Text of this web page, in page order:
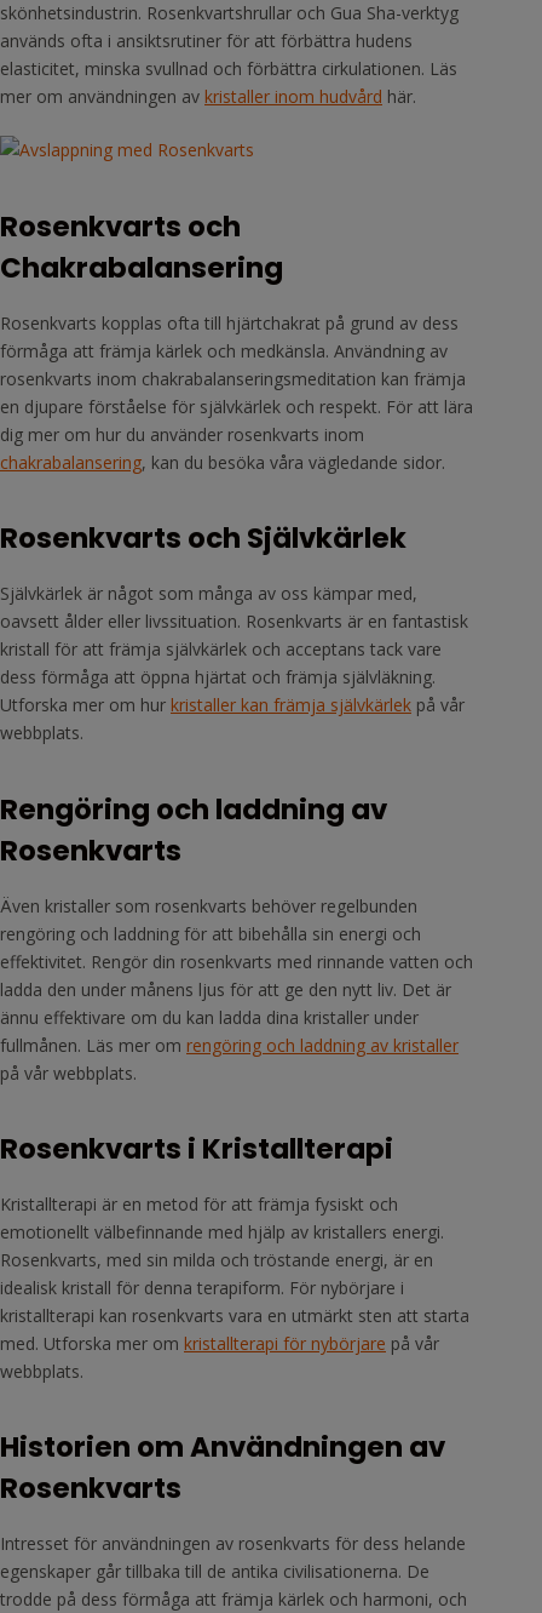
skönhetsindustrin. Rosenkvartshrullar och Gua Sha-verktyg
används ofta i ansiktsrutiner för att förbättra hudens
elasticitet, minska svullnad och förbättra cirkulationen. Läs
mer om användningen av kristaller inom hudvård här.
Rosenkvarts och
Chakrabalansering
Rosenkvarts kopplas ofta till hjärtchakrat på grund av dess
förmåga att främja kärlek och medkänsla. Användning av
rosenkvarts inom chakrabalanseringsmeditation kan främja
en djupare förståelse för självkärlek och respekt. För att lära
dig mer om hur du använder rosenkvarts inom
chakrabalansering, kan du besöka våra vägledande sidor.
Rosenkvarts och Självkärlek
Självkärlek är något som många av oss kämpar med,
oavsett ålder eller livssituation. Rosenkvarts är en fantastisk
kristall för att främja självkärlek och acceptans tack vare
dess förmåga att öppna hjärtat och främja självläkning.
Utforska mer om hur kristaller kan främja självkärlek på vår
webbplats.
Rengöring och laddning av
Rosenkvarts
Även kristaller som rosenkvarts behöver regelbunden
rengöring och laddning för att bibehålla sin energi och
effektivitet. Rengör din rosenkvarts med rinnande vatten och
ladda den under månens ljus för att ge den nytt liv. Det är
ännu effektivare om du kan ladda dina kristaller under
fullmånen. Läs mer om rengöring och laddning av kristaller
på vår webbplats.
Rosenkvarts i Kristallterapi
Kristallterapi är en metod för att främja fysiskt och
emotionellt välbefinnande med hjälp av kristallers energi.
Rosenkvarts, med sin milda och tröstande energi, är en
idealisk kristall för denna terapiform. För nybörjare i
kristallterapi kan rosenkvarts vara en utmärkt sten att starta
med. Utforska mer om kristallterapi för nybörjare på vår
webbplats.
Historien om Användningen av
Rosenkvarts
Intresset för användningen av rosenkvarts för dess helande
egenskaper går tillbaka till de antika civilisationerna. De
trodde på dess förmåga att främja kärlek och harmoni, och